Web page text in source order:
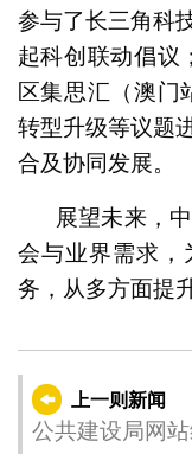
参与了长三角科
起科创联动倡议
区集思汇（澳门
转型升级等议题
合及协同发展。
展望未来，
会与业界需求，
务，从多方面提
上一则新闻
公共建设局网